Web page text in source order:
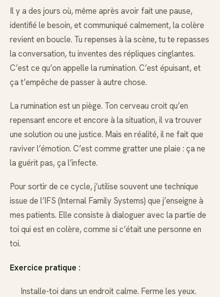
Il y a des jours où, même après avoir fait une pause,
identifié le besoin, et communiqué calmement, la colère
revient en boucle. Tu repenses à la scène, tu te repasses
la conversation, tu inventes des répliques cinglantes.
C’est ce qu’on appelle la rumination. C’est épuisant, et
ça t’empêche de passer à autre chose.
La rumination est un piège. Ton cerveau croit qu’en
repensant encore et encore à la situation, il va trouver
une solution ou une justice. Mais en réalité, il ne fait que
raviver l’émotion. C’est comme gratter une plaie : ça ne
la guérit pas, ça l’infecte.
Pour sortir de ce cycle, j’utilise souvent une technique
issue de l’IFS (Internal Family Systems) que j’enseigne à
mes patients. Elle consiste à dialoguer avec la partie de
toi qui est en colère, comme si c’était une personne en
toi.
Exercice pratique :
Installe-toi dans un endroit calme. Ferme les yeux.